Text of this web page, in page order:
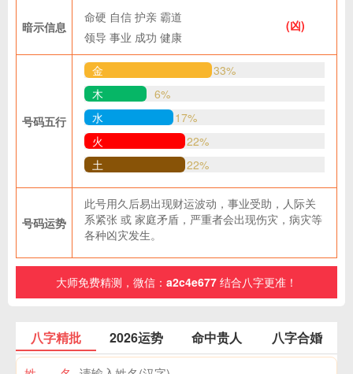
暗示信息
命硬 自信 护亲 霸道
领导 事业 成功 健康
(凶)
号码五行
金
33%
木
6%
水
17%
火
22%
土
22%
号码运势
此号用久后易出现财运波动，事业受助，人际关
系紧张 或 家庭矛盾，严重者会出现伤灾，病灾等
各种凶灾发生。
大师免费精测，微信： a2c4e677 结合八字更准！
八字精批 2026运势 命中贵人 八字合婚